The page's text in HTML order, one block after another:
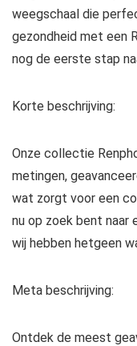
weegschaal die
gezondheid met een
nog de eerste stap
Korte beschrijving:
Onze collectie
metingen,
wat zorgt voor een
nu op zoek bent naar
wij hebben hetgeen
Meta beschrijving:
Ontdek de meest